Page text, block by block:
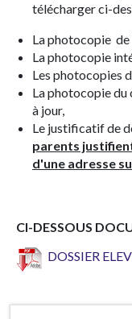
télécharger ci-
La photocopie
La photocopie
Les photocopies
La photocopie du
à jour,
Le justificatif de
parents
d'une adresse
CI-DESSOUS
DOSSIER